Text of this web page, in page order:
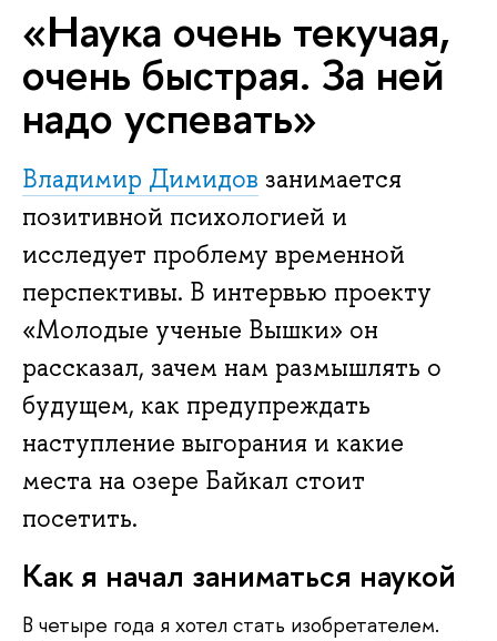
«Наука очень текучая,
очень быстрая. За ней
надо успевать»
Владимир Димидов занимается
позитивной психологией и
исследует проблему временной
перспективы. В интервью проекту
«Молодые ученые Вышки» он
рассказал, зачем нам размышлять о
будущем, как предупреждать
наступление выгорания и какие
места на озере Байкал стоит
посетить.
Как я начал заниматься наукой
В четыре года я хотел стать изобретателем.